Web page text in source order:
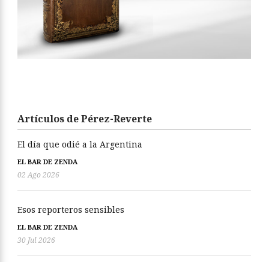
Artículos de Pérez-Reverte
El día que odié a la Argentina
EL BAR DE ZENDA
02 Ago 2026
Esos reporteros sensibles
EL BAR DE ZENDA
30 Jul 2026